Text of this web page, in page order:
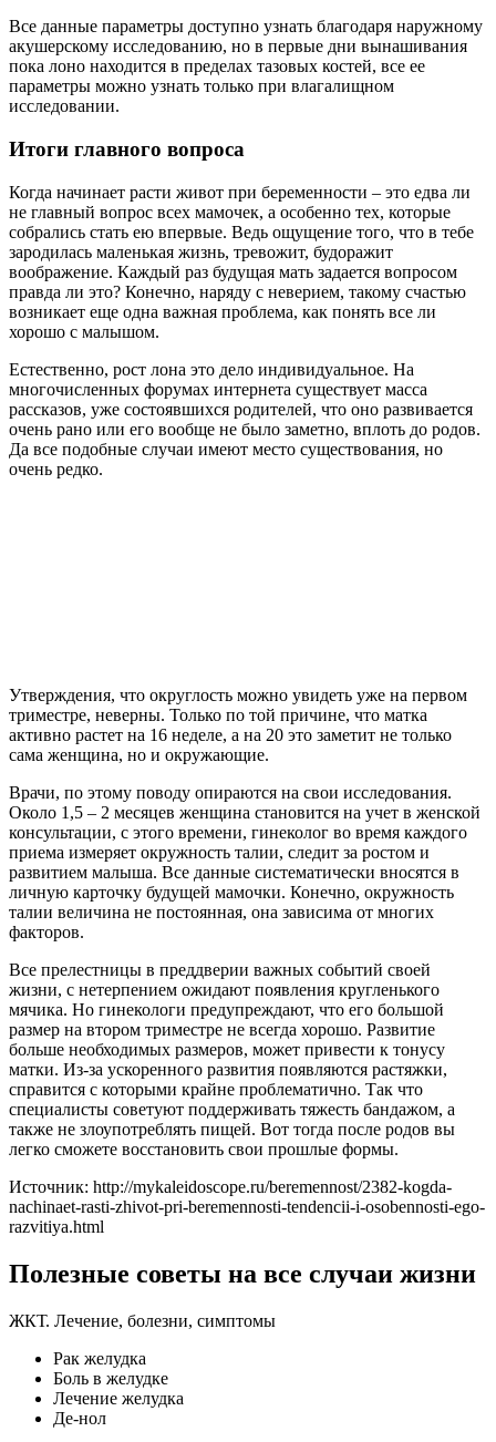
Все данные параметры доступно узнать благодаря наружному
акушерскому исследованию, но в первые дни вынашивания
пока лоно находится в пределах тазовых костей, все ее
параметры можно узнать только при влагалищном
исследовании.
Итоги главного вопроса
Когда начинает расти живот при беременности – это едва ли
не главный вопрос всех мамочек, а особенно тех, которые
собрались стать ею впервые. Ведь ощущение того, что в тебе
зародилась маленькая жизнь, тревожит, будоражит
воображение. Каждый раз будущая мать задается вопросом
правда ли это? Конечно, наряду с неверием, такому счастью
возникает еще одна важная проблема, как понять все ли
хорошо с малышом.
Естественно, рост лона это дело индивидуальное. На
многочисленных форумах интернета существует масса
рассказов, уже состоявшихся родителей, что оно развивается
очень рано или его вообще не было заметно, вплоть до родов.
Да все подобные случаи имеют место существования, но
очень редко.
Утверждения, что округлость можно увидеть уже на первом
триместре, неверны. Только по той причине, что матка
активно растет на 16 неделе, а на 20 это заметит не только
сама женщина, но и окружающие.
Врачи, по этому поводу опираются на свои исследования.
Около 1,5 – 2 месяцев женщина становится на учет в женской
консультации, с этого времени, гинеколог во время каждого
приема измеряет окружность талии, следит за ростом и
развитием малыша. Все данные систематически вносятся в
личную карточку будущей мамочки. Конечно, окружность
талии величина не постоянная, она зависима от многих
факторов.
Все прелестницы в преддверии важных событий своей
жизни, с нетерпением ожидают появления кругленького
мячика. Но гинекологи предупреждают, что его большой
размер на втором триместре не всегда хорошо. Развитие
больше необходимых размеров, может привести к тонусу
матки. Из-за ускоренного развития появляются растяжки,
справится с которыми крайне проблематично. Так что
специалисты советуют поддерживать тяжесть бандажом, а
также не злоупотреблять пищей. Вот тогда после родов вы
легко сможете восстановить свои прошлые формы.
Источник: http://mykaleidoscope.ru/beremennost/2382-kogda-
nachinaet-rasti-zhivot-pri-beremennosti-tendencii-i-osobennosti-ego-
razvitiya.html
Полезные советы на все случаи жизни
ЖКТ. Лечение, болезни, симптомы
Рак желудка
Боль в желудке
Лечение желудка
Де-нол